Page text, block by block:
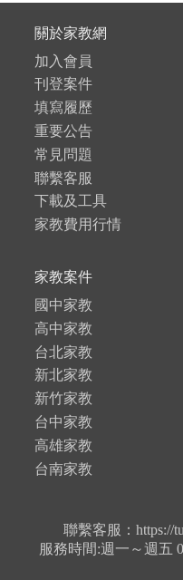
關於家教網
加入會員
刊登案件
填寫履歷
重要公告
常見問題
聯繫客服
下載及工具
家教費用行情
家教案件
國中家教
高中家教
台北家教
新北家教
新竹家教
台中家教
高雄家教
台南家教
聯繫客服：https://
服務時間:週一～週五